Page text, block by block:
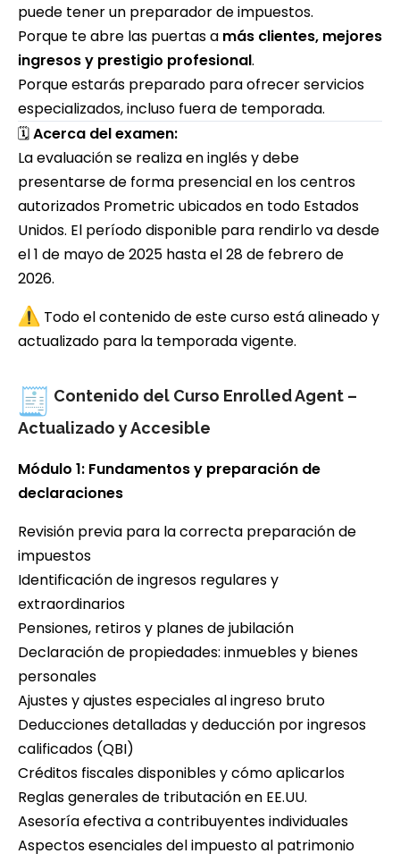
puede tener un preparador de impuestos.
Porque te abre las puertas a más clientes, mejores
ingresos y prestigio profesional.
Porque estarás preparado para ofrecer servicios
especializados, incluso fuera de temporada.
🗓Acerca del examen:
La evaluación se realiza en inglés y debe
presentarse de forma presencial en los centros
autorizados Prometric ubicados en todo Estados
Unidos. El período disponible para rendirlo va desde
el 1 de mayo de 2025 hasta el 28 de febrero de
2026.
Todo el contenido de este curso está alineado y
actualizado para la temporada vigente.
Contenido del Curso Enrolled Agent –
Actualizado y Accesible
Módulo 1: Fundamentos y preparación de
declaraciones
Revisión previa para la correcta preparación de
impuestos
Identificación de ingresos regulares y
extraordinarios
Pensiones, retiros y planes de jubilación
Declaración de propiedades: inmuebles y bienes
personales
Ajustes y ajustes especiales al ingreso bruto
Deducciones detalladas y deducción por ingresos
calificados (QBI)
Créditos fiscales disponibles y cómo aplicarlos
Reglas generales de tributación en EE.UU.
Asesoría efectiva a contribuyentes individuales
Aspectos esenciales del impuesto al patrimonio